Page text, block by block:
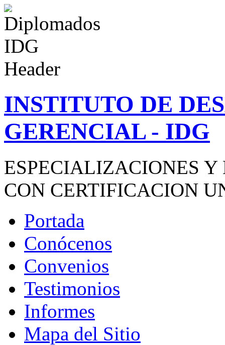
INSTITUTO DE
GERENCIAL - IDG
ESPECIALIZACIONES
CON CERTIFICACION
Portada
Conócenos
Convenios
Testimonios
Informes
Mapa del Sitio